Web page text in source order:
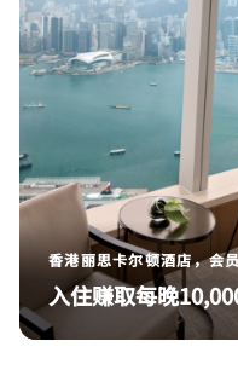
香港丽思卡尔顿酒店，会
入住赚取每晚